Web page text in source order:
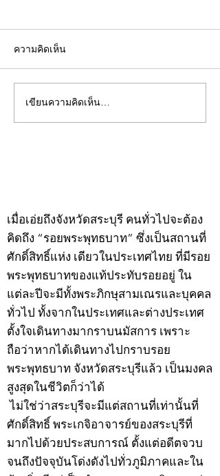
คอลัมน์"จับชีพจรวงการ
พระ"ประจำพุธที่ 29
ความคิดเห็น
เขียนความคิดเห็น…
เมื่อเอ่ยถึงจังหวัดสระบุรี คนทั่วไปจะต้อง
คิดถึง “รอยพระพุทธบาท” ซึ่งเป็นสถานที่
ศักดิ์สิทธิ์แห่ง เดียวในประเทศไทย ที่มีรอย
พระพุทธบาทของแท้ประทับรอยอยู่ ใน
แต่ละปีจะมีทั้งพระภิกษุสามเณรและบุคคล
ทั่วไป ทั้งจากในประเทศและต่างประเทศ
ตั้งใจเดินทางมากราบนมัสการ เพราะ
ถือว่าหากได้เดินทางไปกราบรอย
พระพุทธบาท จังหวัดสระบุรีแล้ว เป็นมงคล
สูงสุดในชีวิตก็ว่าได้
ไม่ใช่ว่าสระบุรีจะมีแต่สถานที่เท่านั้นที่
ศักดิ์สิทธิ์ พระเกจิอาจารย์ของสระบุรีที่
มากไปด้วยประสบการณ์ ตั้งแต่อดีตจวบ
จนถึงปัจจุบันโด่งดังไปทั่วภูมิภาคและใน